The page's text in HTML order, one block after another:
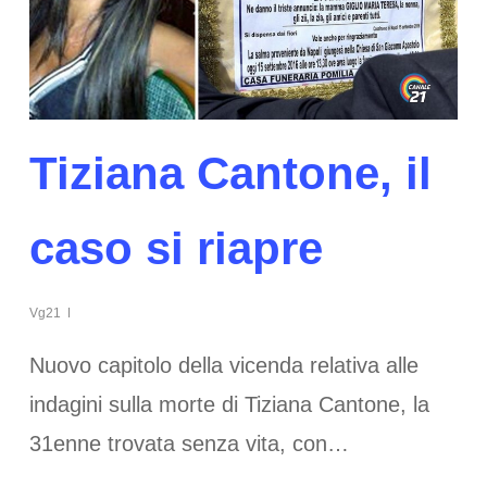
Tiziana Cantone, il
caso si riapre
Vg21
Nuovo capitolo della vicenda relativa alle
indagini sulla morte di Tiziana Cantone, la
31enne trovata senza vita, con…